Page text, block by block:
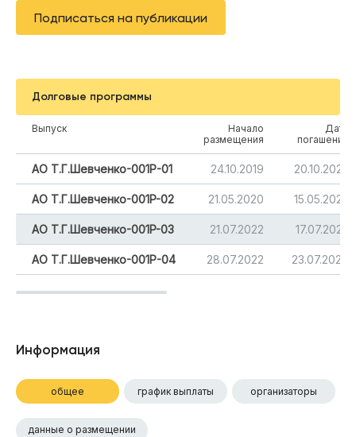
Подписаться на публикации
Долговые программы
Выпуск
Начало
размещения
Дата
погашения
АО Т.Г.Шевченко-001Р-01 24.10.2019 20.10.2022
АО Т.Г.Шевченко-001P-02 21.05.2020 15.05.2025
АО Т.Г.Шевченко-001P-03 21.07.2022 17.07.2025
АО Т.Г.Шевченко-001Р-04 28.07.2022 23.07.2026
Информация
общее график выплаты организаторы
данные о размещении